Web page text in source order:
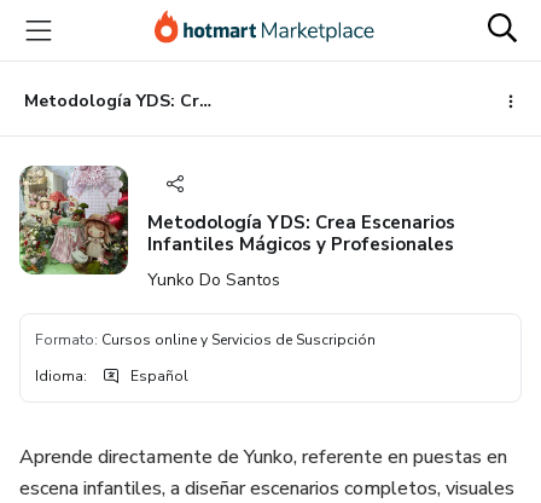
principal
página
de
página
Metodología YDS: Crea Escenarios Infantiles Mágicos y Profesionales
Metodología YDS: Crea Escenarios
Infantiles Mágicos y Profesionales
Yunko Do Santos
Formato: Cursos online y Servicios de Suscripción
Idioma: Español
Aprende directamente de Yunko, referente en puestas en
escena infantiles, a diseñar escenarios completos, visuales